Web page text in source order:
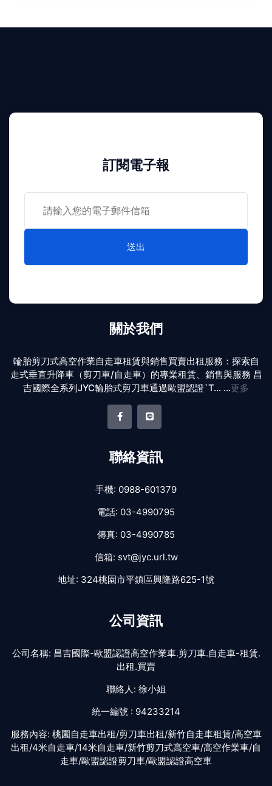
訂閱電子報
送出
關於我們
輪胎剪刀式高空作業自走車租賃與銷售買賣出租服務：探索自
走式垂直升降車（剪刀車/自走車）的專業租賃、銷售與服務 昌
吉國際全系列JYC輪胎式剪刀車通過歐盟認證`T... ...更多
聯絡資訊
手機: 0988-601379
電話: 03-4990795
傳真: 03-4990785
信箱: svt@jyc.url.tw
地址: 324桃園市平鎮區興隆路625-1號
公司資訊
公司名稱: 昌吉國際-歐盟認證高空作業車.剪刀車.自走車-租賃.
出租.買賣
聯絡人: 徐小姐
統一編號 : 94233214
服務內容: 桃園自走車出租/剪刀車出租/新竹自走車租賃/高空車
出租/4米自走車/14米自走車/新竹剪刀式高空車/高空作業車/自
走車/歐盟認證剪刀車/歐盟認證高空車